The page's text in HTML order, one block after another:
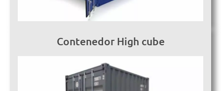
Contenedor High cube